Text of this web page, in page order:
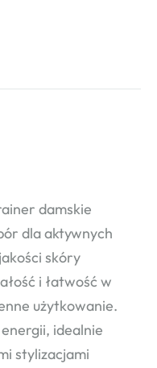
damskie
dla aktywnych
skóry
i łatwość w
użytkowanie.
idealnie
stylizacjami